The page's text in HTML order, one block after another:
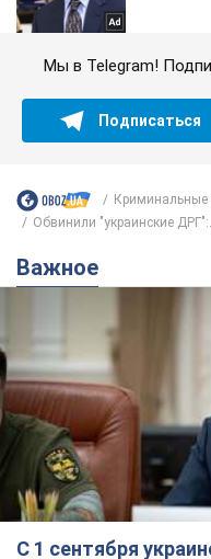
Мы в Telegram!
Подписаться
Криминальные
Обвинили "украинские ДРГ":...
Важное
С 1 сентября